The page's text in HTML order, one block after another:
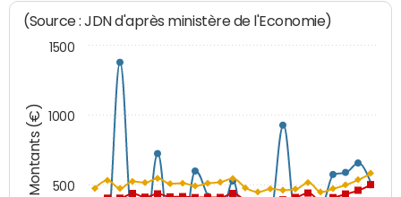
Montants (€)
(Source : JDN d'après ministère de l'Economie)
500
1000
1500